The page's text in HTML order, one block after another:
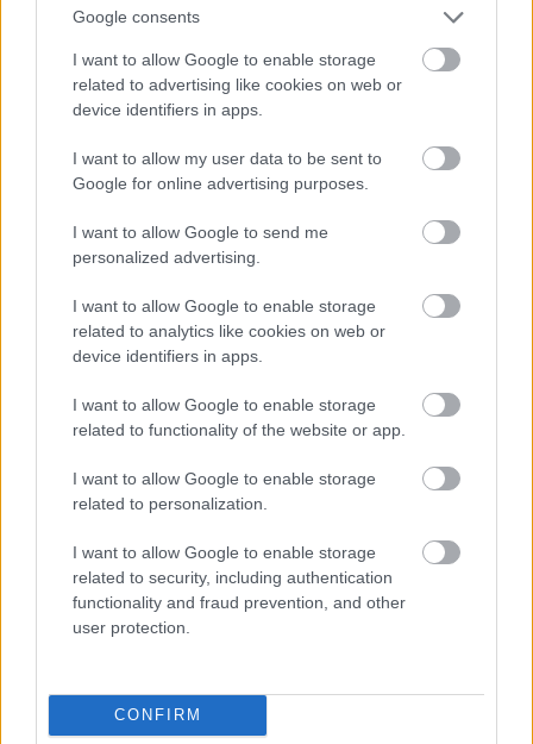
Google consents
I want to allow Google to enable storage
related to advertising like cookies on web or
device identifiers in apps.
I want to allow my user data to be sent to
Google for online advertising purposes.
I want to allow Google to send me
personalized advertising.
I want to allow Google to enable storage
related to analytics like cookies on web or
device identifiers in apps.
I want to allow Google to enable storage
related to functionality of the website or app.
I want to allow Google to enable storage
related to personalization.
I want to allow Google to enable storage
related to security, including authentication
functionality and fraud prevention, and other
user protection.
CONFIRM
ΠΟΛΙΤΙΚΗ
Νέο κληρονομικό δίκαιο: Ριζικές αλλαγές μετά
από 80 χρόνια: Προστασία κληρονόμων,
συμβάσεις και νέοι κανόνες για συμβιούντες